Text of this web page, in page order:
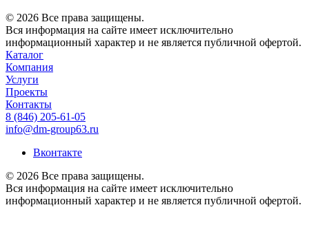
© 2026 Все права защищены.
Вся информация на сайте имеет исключительно
информационный характер и не является публичной офертой.
Каталог
Компания
Услуги
Проекты
Контакты
8 (846) 205-61-05
info@dm-group63.ru
Вконтакте
© 2026 Все права защищены.
Вся информация на сайте имеет исключительно
информационный характер и не является публичной офертой.